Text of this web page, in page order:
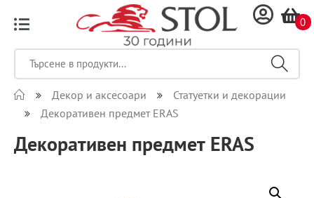
0
Декор и аксесоари
Статуетки и декорации
Декоративен предмет ERAS
Декоративен предмет ERAS